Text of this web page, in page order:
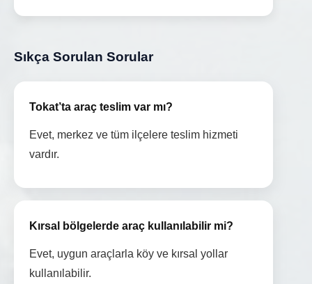
Sıkça Sorulan Sorular
Tokat’ta araç teslim var mı?
Evet, merkez ve tüm ilçelere teslim hizmeti
vardır.
Kırsal bölgelerde araç kullanılabilir mi?
Evet, uygun araçlarla köy ve kırsal yollar
kullanılabilir.